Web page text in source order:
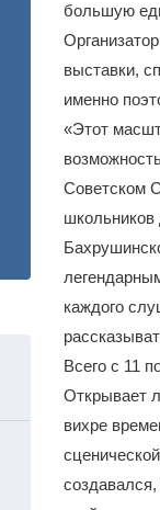
большую
выставки,
именно
«Этот
Советском
каждого
Всего с 11
Открывает
вихре